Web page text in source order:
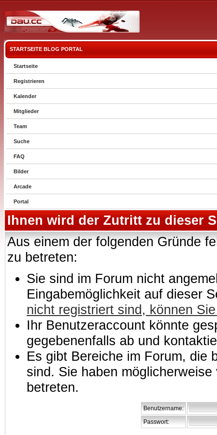
STARTSEITE BLOG PORTAL
Startseite
Registrieren
Kalender
Mitglieder
Team
Suche
FAQ
Bilder
Arcade
Portal
Ihnen wird der Zutritt zu dieser
Aus einem der folgenden Gründe
zu betreten:
Sie sind im Forum nicht
Eingabemöglichkeit auf dieser
nicht registriert sind, können
Ihr Benutzeraccount könnte
gegebenenfalls ab und
Es gibt Bereiche im Forum, die
sind. Sie haben
betreten.
Benutzername:
Passwort: